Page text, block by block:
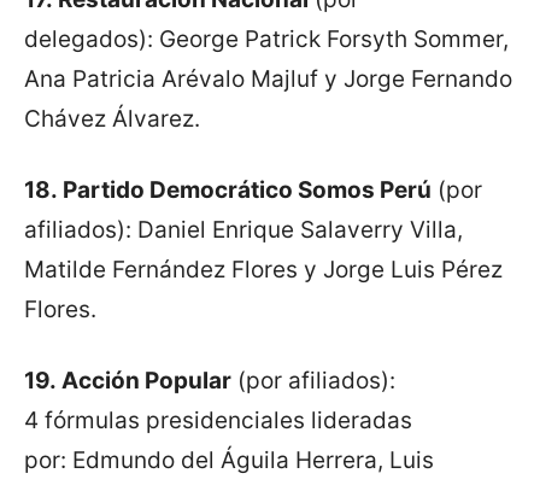
delegados): George Patrick Forsyth Sommer,
Ana Patricia Arévalo Majluf y Jorge Fernando
Chávez Álvarez.
18. Partido Democrático Somos Perú (por
afiliados): Daniel Enrique Salaverry Villa,
Matilde Fernández Flores y Jorge Luis Pérez
Flores.
19. Acción Popular (por afiliados):
4 fórmulas presidenciales lideradas
por: Edmundo del Águila Herrera, Luis